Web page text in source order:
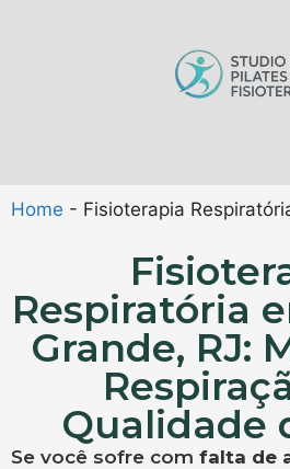
Home - Fisioterapia
Respiratória
Grande, RJ:
Qualidade
Se você sofre com falta de